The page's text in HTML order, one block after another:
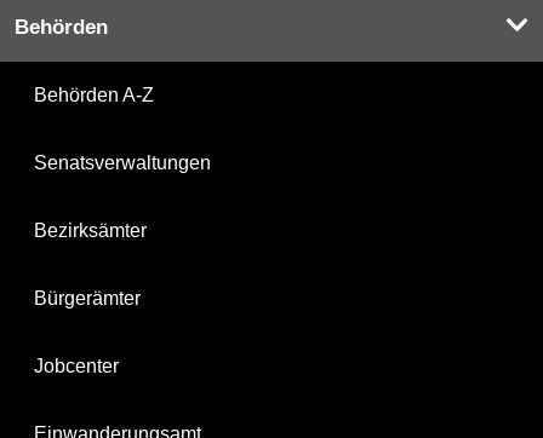
Behörden
Behörden A-Z
Senatsverwaltungen
Bezirksämter
Bürgerämter
Jobcenter
Einwanderungsamt